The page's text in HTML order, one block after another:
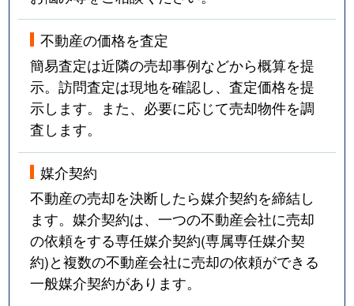
不動産の価格を査定
簡易査定は近隣の売却事例などから概算を提
示。訪問査定は現地を確認し、査定価格を提
示します。また、必要に応じて売却物件を調
査します。
媒介契約
不動産の売却を決断したら媒介契約を締結し
ます。媒介契約は、一つの不動産会社に売却
の依頼をする専任媒介契約(専属専任媒介契
約)と複数の不動産会社に売却の依頼ができる
一般媒介契約があります。